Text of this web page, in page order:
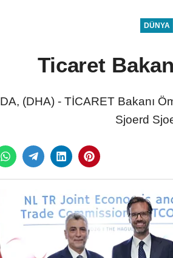
DÜNYA
Ticaret
(DHA) - TİCARET Bakanı
Sjoerd